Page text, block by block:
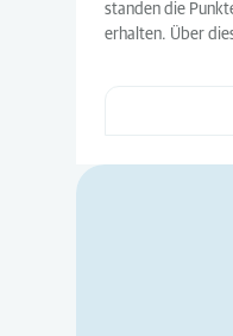
standen die
erhalten. Über